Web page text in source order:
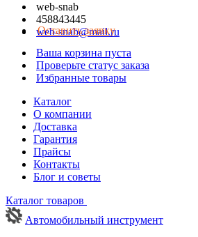
web-snab
458843445
web-snab@mail.ru
Оставить заявку
Ваша корзина пуста
Проверьте статус заказа
Избранные товары
Каталог
О компании
Доставка
Гарантия
Прайсы
Контакты
Блог и советы
Каталог товаров
Автомобильный инструмент